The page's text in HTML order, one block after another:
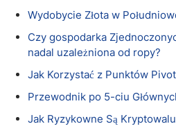
Wydobycie Złota w
Czy gospodarka
nadal uzależniona od ropy?
Jak Korzystać z Punktów
Przewodnik po 5-ciu
Jak Ryzykowne Są